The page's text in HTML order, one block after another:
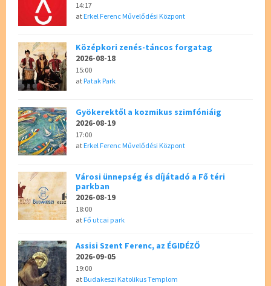
14:17
atErkel Ferenc Művelődési Központ
Középkori zenés-táncos forgatag
2026-08-18
15:00
atPatak Park
Gyökerektől a kozmikus szimfóniáig
2026-08-19
17:00
atErkel Ferenc Művelődési Központ
Városi ünnepség és díjátadó a Fő téri
parkban
2026-08-19
18:00
atFő utcai park
Assisi Szent Ferenc, az ÉGIDÉZŐ
2026-09-05
19:00
atBudakeszi Katolikus Templom